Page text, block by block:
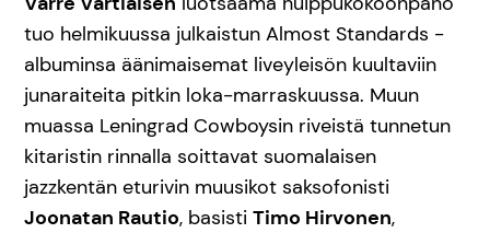
tuo helmikuussa julkaistun Almost Standards -
albuminsa äänimaisemat liveyleisön kuultaviin
junaraiteita pitkin loka-marraskuussa. Muun
muassa Leningrad Cowboysin riveistä tunnetun
kitaristin rinnalla soittavat suomalaisen
jazzkentän eturivin muusikot saksofonisti
Joonatan Rautio, basisti Timo Hirvonen,